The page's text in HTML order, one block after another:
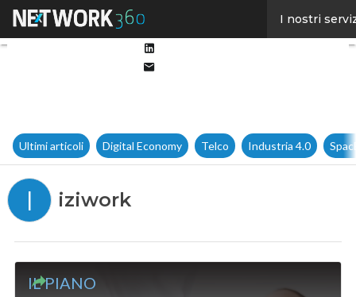
I nostri
Ultimi articoli Digital Economy Telco Industria 4.0
I iziwork
IL PIANO